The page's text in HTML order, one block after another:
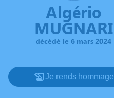
Algério
MUGNARI
décédé le 6 mars 2024
Je rends hommage